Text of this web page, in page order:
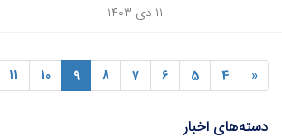
۱۱ دی ۱۴۰۳
«
4
5
6
7
8
9
10
11
دسته‌های اخبار